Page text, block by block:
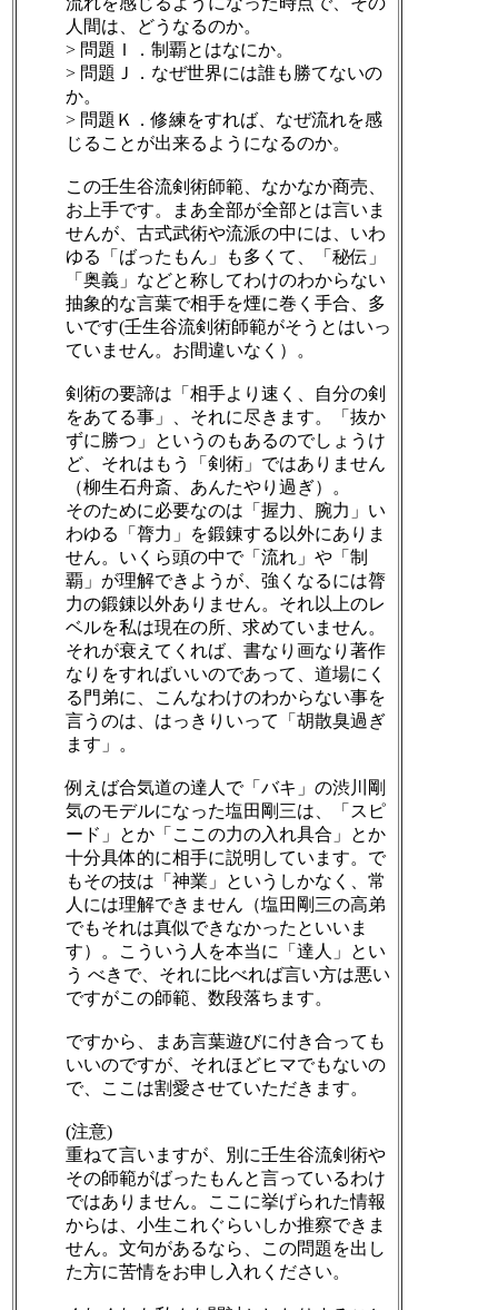
人間は、どうなるのか。
> 問題Ｉ．制覇とはなにか。
> 問題Ｊ．なぜ世界には誰も勝てないの
か。
> 問題Ｋ．修練をすれば、なぜ流れを感
じることが出来るようになるのか。
この壬生谷流剣術師範、なかなか商売、
お上手です。まあ全部が全部とは言いま
せんが、古式武術や流派の中には、いわ
ゆる「ばったもん」も多くて、「秘伝」
「奥義」などと称してわけのわからない
抽象的な言葉で相手を煙に巻く手合、多
いです(壬生谷流剣術師範がそうとはいっ
ていません。お間違いなく）。
剣術の要諦は「相手より速く、自分の剣
をあてる事」、それに尽きます。「抜か
ずに勝つ」というのもあるのでしょうけ
ど、それはもう「剣術」ではありません
（柳生石舟斎、あんたやり過ぎ）。
そのために必要なのは「握力、腕力」い
わゆる「膂力」を鍛錬する以外にありま
せん。いくら頭の中で「流れ」や「制
覇」が理解できようが、強くなるには膂
力の鍛錬以外ありません。それ以上のレ
ベルを私は現在の所、求めていません。
それが衰えてくれば、書なり画なり著作
なりをすればいいのであって、道場にく
る門弟に、こんなわけのわからない事を
言うのは、はっきりいって「胡散臭過ぎ
ます」。
例えば合気道の達人で「バキ」の渋川剛
気のモデルになった塩田剛三は、「スピ
ード」とか「ここの力の入れ具合」とか
十分具体的に相手に説明しています。で
もその技は「神業」というしかなく、常
人には理解できません（塩田剛三の高弟
でもそれは真似できなかったといいま
す）。こういう人を本当に「達人」とい
う べきで、それに比べれば言い方は悪い
ですがこの師範、数段落ちます。
ですから、まあ言葉遊びに付き合っても
いいのですが、それほどヒマでもないの
で、ここは割愛させていただきます。
(注意)
重ねて言いますが、別に壬生谷流剣術や
その師範がばったもんと言っているわけ
ではありません。ここに挙げられた情報
からは、小生これぐらいしか推察できま
せん。文句があるなら、この問題を出し
た方に苦情をお申し入れください。